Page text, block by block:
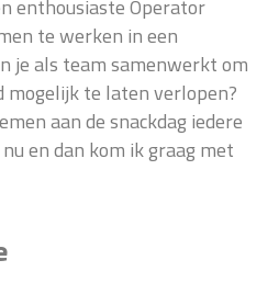
enthousiaste Operator
te werken in een
je als team samenwerkt om
mogelijk te laten verlopen?
aan de snackdag iedere
en dan kom ik graag met